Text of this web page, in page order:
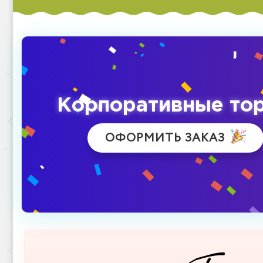
Корпоративные
ОФОРМИТЬ ЗАКАЗ